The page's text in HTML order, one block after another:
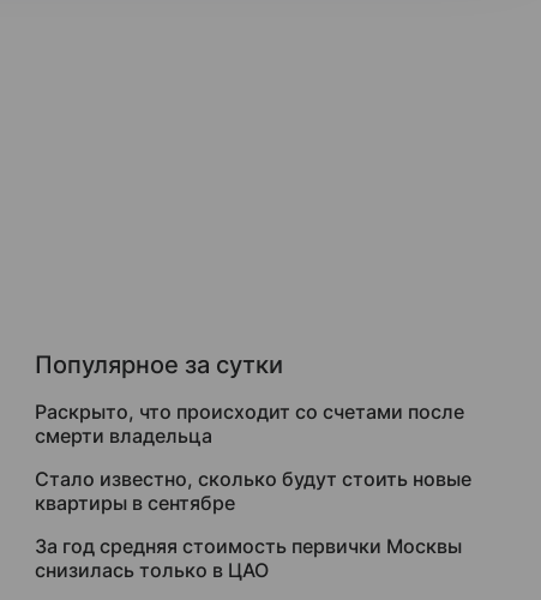
Популярное за сутки
Раскрыто, что происходит со счетами после
смерти владельца
Стало известно, сколько будут стоить новые
квартиры в сентябре
За год средняя стоимость первички Москвы
снизилась только в ЦАО